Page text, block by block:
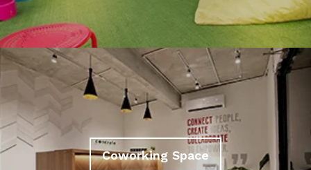
Coworking Space